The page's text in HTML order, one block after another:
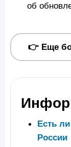
об
👉 Еще
Есть
России